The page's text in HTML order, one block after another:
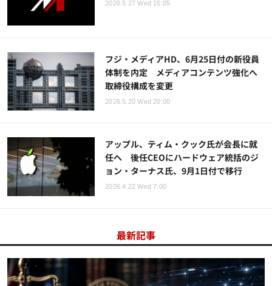
2026.5.27 Wed 15:05
フジ・メディアHD、6月25日付の新役員
体制を内定 メディアコンテンツ強化へ
取締役構成を変更
2026.5.20 Wed 20:00
アップル、ティム・クック氏が会長に就
任へ 後任CEOにハードウェア統括のジ
ョン・ターナス氏、9月1日付で移行
2026.4.22 Wed 7:00
最新記事